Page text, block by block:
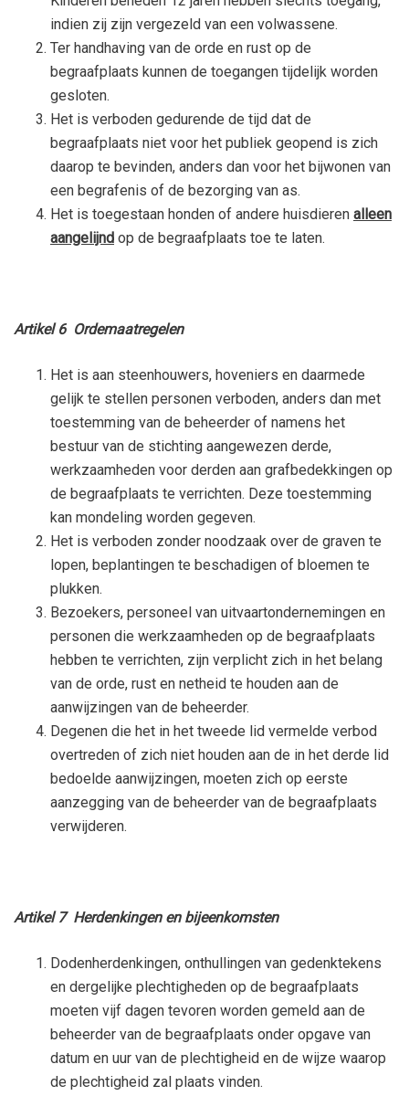
indien zij zijn vergezeld van een volwassene.
Ter handhaving van de orde en rust op de
begraafplaats kunnen de toegangen tijdelijk worden
gesloten.
Het is verboden gedurende de tijd dat de
begraafplaats niet voor het publiek geopend is zich
daarop te bevinden, anders dan voor het bijwonen van
een begrafenis of de bezorging van as.
Het is toegestaan honden of andere huisdieren alleen
aangelijnd op de begraafplaats toe te laten.
Artikel 6 Ordemaatregelen
Het is aan steenhouwers, hoveniers en daarmede
gelijk te stellen personen verboden, anders dan met
toestemming van de beheerder of namens het
bestuur van de stichting aangewezen derde,
werkzaamheden voor derden aan grafbedekkingen op
de begraafplaats te verrichten. Deze toestemming
kan mondeling worden gegeven.
Het is verboden zonder noodzaak over de graven te
lopen, beplantingen te beschadigen of bloemen te
plukken.
Bezoekers, personeel van uitvaartondernemingen en
personen die werkzaamheden op de begraafplaats
hebben te verrichten, zijn verplicht zich in het belang
van de orde, rust en netheid te houden aan de
aanwijzingen van de beheerder.
Degenen die het in het tweede lid vermelde verbod
overtreden of zich niet houden aan de in het derde lid
bedoelde aanwijzingen, moeten zich op eerste
aanzegging van de beheerder van de begraafplaats
verwijderen.
Artikel 7 Herdenkingen en bijeenkomsten
Dodenherdenkingen, onthullingen van gedenktekens
en dergelijke plechtigheden op de begraafplaats
moeten vijf dagen tevoren worden gemeld aan de
beheerder van de begraafplaats onder opgave van
datum en uur van de plechtigheid en de wijze waarop
de plechtigheid zal plaats vinden.